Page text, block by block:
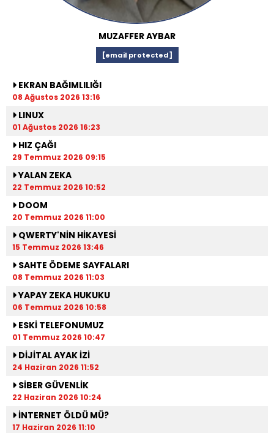
MUZAFFER AYBAR
[email protected]
EKRAN BAĞIMLILIĞI
08 Ağustos 2026 13:16
LINUX
01 Ağustos 2026 16:23
HIZ ÇAĞI
29 Temmuz 2026 09:15
YALAN ZEKA
22 Temmuz 2026 10:52
DOOM
20 Temmuz 2026 11:00
QWERTY'NİN HİKAYESİ
15 Temmuz 2026 13:46
SAHTE ÖDEME SAYFALARI
08 Temmuz 2026 11:03
YAPAY ZEKA HUKUKU
06 Temmuz 2026 10:58
ESKİ TELEFONUMUZ
01 Temmuz 2026 10:47
DİJİTAL AYAK İZİ
24 Haziran 2026 11:52
SİBER GÜVENLİK
22 Haziran 2026 10:24
İNTERNET ÖLDÜ MÜ?
17 Haziran 2026 11:10